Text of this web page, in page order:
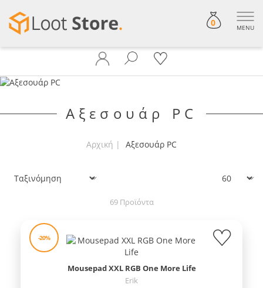
0 MENU
Αξεσουάρ PC
Αρχική Αξεσουάρ PC
69 Προϊόντα
Ταξινόμηση Εμφάνιση:
-20%
Mousepad XXL RGB One More Life
Erik